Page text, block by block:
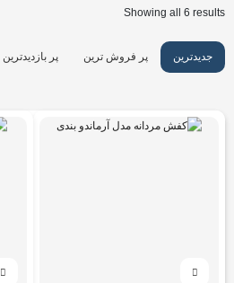
Showing all 6 results
پر فروش ترین پر بازدیدترین جدیدترین